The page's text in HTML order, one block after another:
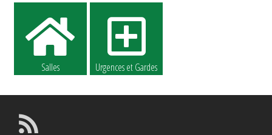
Salles Urgences et Gardes